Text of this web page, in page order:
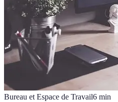
Bureau et Espace de Travail6 min